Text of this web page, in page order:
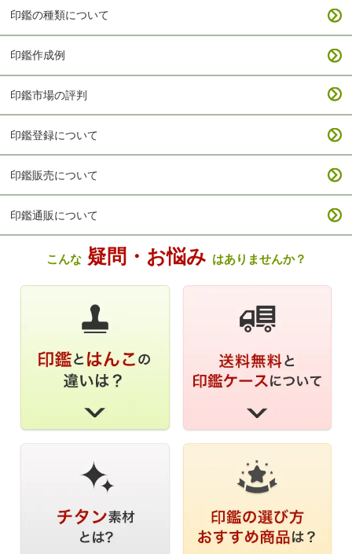
印鑑の種類について
印鑑作成例
印鑑市場の評判
印鑑登録について
印鑑販売について
印鑑通販について
こんな疑問・お悩み はありませんか？